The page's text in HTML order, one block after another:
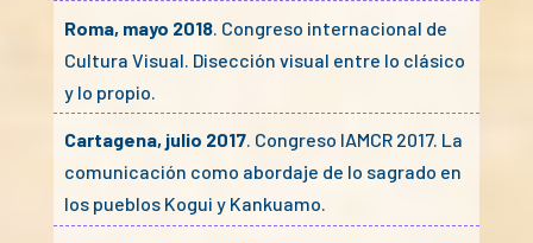
Roma, mayo 2018. Congreso internacional de
Cultura Visual. Disección visual entre lo clásico
y lo propio.
Cartagena, julio 2017. Congreso IAMCR 2017. La
comunicación como abordaje de lo sagrado en
los pueblos Kogui y Kankuamo.